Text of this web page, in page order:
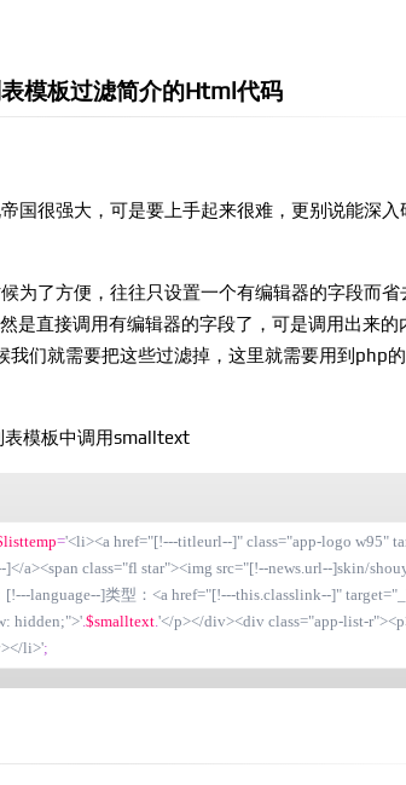
模板过滤简介的Html代码
国很强大，可是要上手起来很难，更别说能深
为了方便，往往只设置一个有编辑器的字段而省
是直接调用有编辑器的字段了，可是调用出来
我们就需要把这些过滤掉，这里就需要用到php
模板中调用smalltext
='<li><a href="[!---titleurl--]" class="app-logo w95"
a><span class="fl star"><img src="[!--news.url--]skin/
language--]类型：<a href="[!---this.classlink--]"
hidden;">'.$smalltext.'</p></div><div class="app-list-
li>';